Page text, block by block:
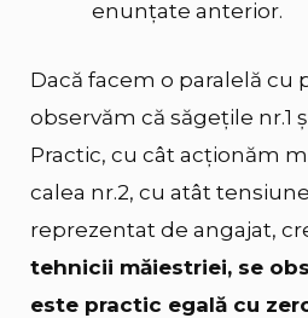
enunțate anterior.
Dacă facem o paralelă cu
observăm că săgețile nr.1
Practic, cu cât acționăm
calea nr.2, cu atât
reprezentat de angajat,
tehnicii măiestriei, se
este practic egală cu